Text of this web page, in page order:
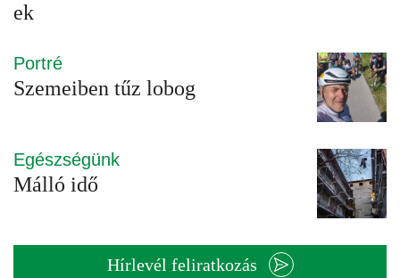
ek
Portré
Szemeiben tűz lobog
Egészségünk
Málló idő
Hírlevél feliratkozás